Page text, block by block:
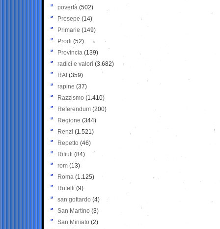
povertà (502)
Presepe (14)
Primarie (149)
Prodi (52)
Provincia (139)
radici e valori (3.682)
RAI (359)
rapine (37)
Razzismo (1.410)
Referendum (200)
Regione (344)
Renzi (1.521)
Repetto (46)
Rifiuti (84)
rom (13)
Roma (1.125)
Rutelli (9)
san gottardo (4)
San Martino (3)
San Miniato (2)